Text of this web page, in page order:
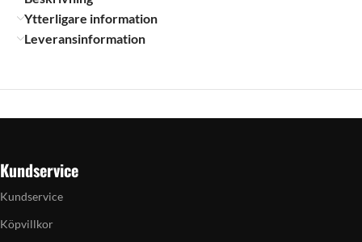
Ytterligare information
Leveransinformation
Kundservice
Kundservice
Köpvillkor